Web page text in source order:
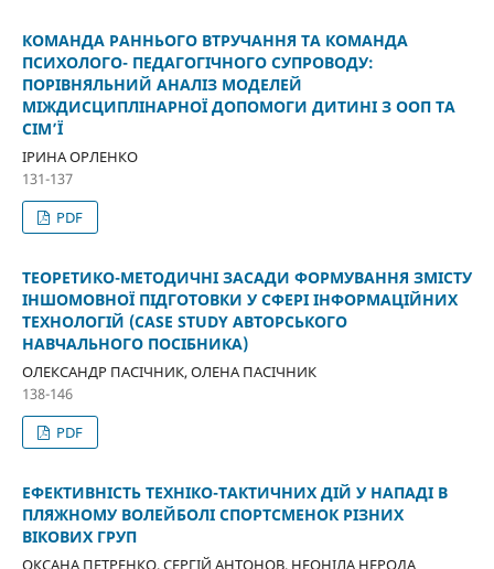
КОМАНДА РАННЬОГО ВТРУЧАННЯ ТА КОМАНДА
ПСИХОЛОГО- ПЕДАГОГІЧНОГО СУПРОВОДУ:
ПОРІВНЯЛЬНИЙ АНАЛІЗ МОДЕЛЕЙ
МІЖДИСЦИПЛІНАРНОЇ ДОПОМОГИ ДИТИНІ З ООП ТА
СІМ’Ї
ІРИНА ОРЛЕНКО
131-137
PDF
ТЕОРЕТИКО-МЕТОДИЧНІ ЗАСАДИ ФОРМУВАННЯ ЗМІСТУ
ІНШОМОВНОЇ ПІДГОТОВКИ У СФЕРІ ІНФОРМАЦІЙНИХ
ТЕХНОЛОГІЙ (CASE STUDY АВТОРСЬКОГО
НАВЧАЛЬНОГО ПОСІБНИКА)
ОЛЕКСАНДР ПАСІЧНИК, ОЛЕНА ПАСІЧНИК
138-146
PDF
ЕФЕКТИВНІСТЬ ТЕХНІКО-ТАКТИЧНИХ ДІЙ У НАПАДІ В
ПЛЯЖНОМУ ВОЛЕЙБОЛІ СПОРТСМЕНОК РІЗНИХ
ВІКОВИХ ГРУП
ОКСАНА ПЕТРЕНКО, СЕРГІЙ АНТОНОВ, НЕОНІЛА НЕРОДА